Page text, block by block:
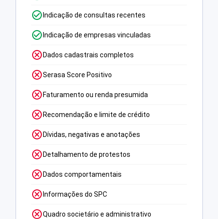
Indicação de consultas recentes
Indicação de empresas vinculadas
Dados cadastrais completos
Serasa Score Positivo
Faturamento ou renda presumida
Recomendação e limite de crédito
Dívidas, negativas e anotações
Detalhamento de protestos
Dados comportamentais
Informações do SPC
Quadro societário e administrativo